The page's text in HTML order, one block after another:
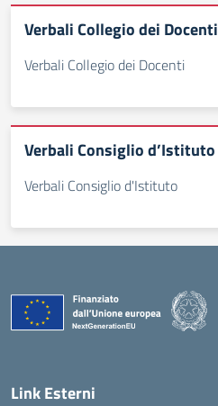
Verbali Collegio dei Docenti
Verbali Collegio dei Docenti
Verbali Consiglio d’Istituto
Verbali Consiglio d'Istituto
Link Esterni